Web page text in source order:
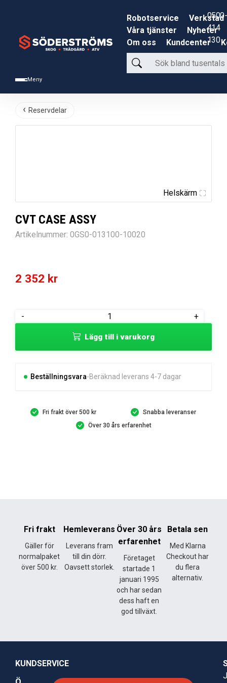
Meny
Robotservice
Verkstad
Våra tjänster
Nyheter
Om oss
Kundcenter
Sök
bland
produkter
0500-
414
130
Reservdelar
Helskärm
CVT CASE ASSY
Artikelnummer: 0GS0-013100-10020
2 352 kr
-
CVT
mängd
+
Lägg till i varukorg
Beställningsvara Beräknad leverans 4-7 dagar
Fri frakt över 500 kr
Snabba leveranser
Över 30 års erfarenhet
Fri frakt
Gäller för
normalpaket
över 500 kr.
Hemleverans
Leverans fram
till din dörr.
Oavsett storlek.
Över 30 års
erfarenhet
Företaget
startade 1
januari 1995
och har sedan
dess haft en
god tillväxt.
Betala sen
Med Klarna
Checkout har
du flera
alternativ.
KUNDSERVICE